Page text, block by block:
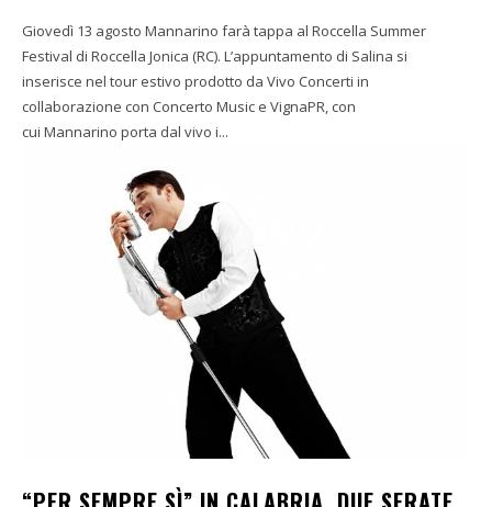
Giovedì 13 agosto Mannarino farà tappa al Roccella Summer
Festival di Roccella Jonica (RC). L’appuntamento di Salina si
inserisce nel tour estivo prodotto da Vivo Concerti in
collaborazione con Concerto Music e VignaPR, con
cui Mannarino porta dal vivo i...